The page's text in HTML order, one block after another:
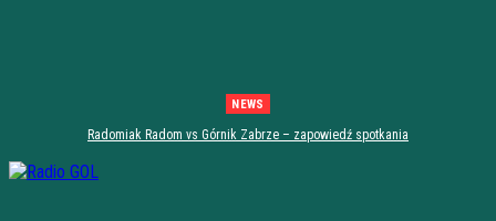
NEWS
Radomiak Radom vs Górnik Zabrze – zapowiedź spotkania